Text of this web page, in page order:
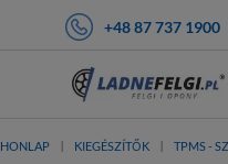
+48 87 737 1900
HONLAP KIEGÉSZÍTŐK TPMS -